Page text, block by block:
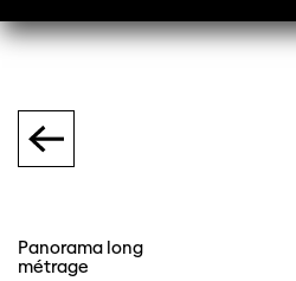
Panorama long
métrage